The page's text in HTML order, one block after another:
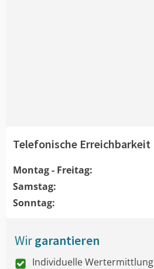
Telefonische Erreichbarkeit
Montag - Freitag:
Samstag:
Sonntag:
Wirgarantieren
Individuelle Wertermittlung